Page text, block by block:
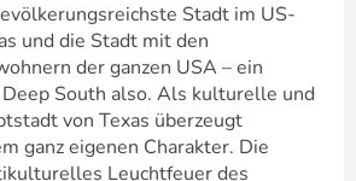
Stadt im US-
und die Stadt mit den
der ganzen USA – ein
South also. Als kulturelle und
von Texas überzeugt
ganz eigenen Charakter. Die
Leuchtfeuer des